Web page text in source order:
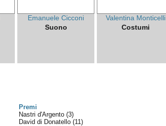
Emanuele Cicconi
Suono
Valentina Monticelli
Costumi
Premi
Nastri d'Argento(3)
David di Donatello(11)